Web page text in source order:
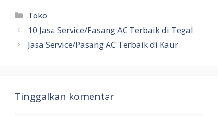
Kategori
Toko
10 Jasa Service/Pasang AC Terbaik di Tegal
Jasa Service/Pasang AC Terbaik di Kaur
Tinggalkan komentar